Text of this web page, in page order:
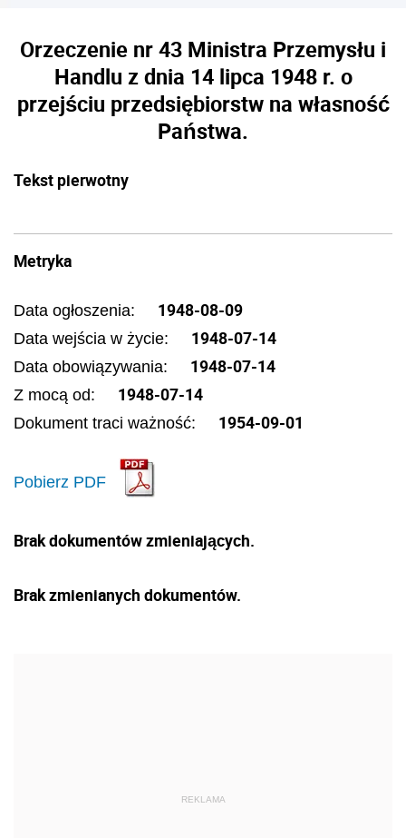
Orzeczenie nr 43 Ministra Przemysłu i
Handlu z dnia 14 lipca 1948 r. o
przejściu przedsiębiorstw na własność
Państwa.
Tekst pierwotny
Metryka
Data ogłoszenia: 1948-08-09
Data wejścia w życie: 1948-07-14
Data obowiązywania: 1948-07-14
Z mocą od: 1948-07-14
Dokument traci ważność: 1954-09-01
Pobierz PDF
Brak dokumentów zmieniających.
Brak zmienianych dokumentów.